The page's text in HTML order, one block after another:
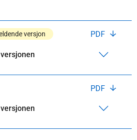
PDF
versjon
PDF